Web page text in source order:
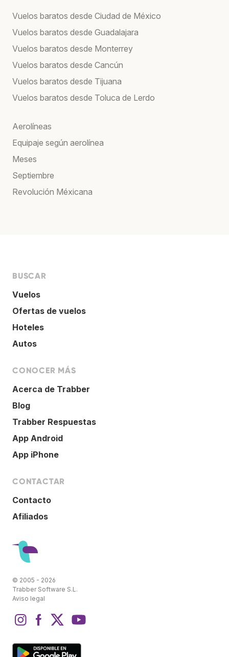
Vuelos baratos desde Ciudad de México
Vuelos baratos desde Guadalajara
Vuelos baratos desde Monterrey
Vuelos baratos desde Cancún
Vuelos baratos desde Tijuana
Vuelos baratos desde Toluca de Lerdo
Aerolíneas
Equipaje según aerolínea
Meses
Septiembre
Revolución Méxicana
BUSCAR
Vuelos
Ofertas de vuelos
Hoteles
Autos
CONOCER MÁS
Acerca de Trabber
Blog
Trabber Respuestas
App Android
App iPhone
CONTACTAR
Contacto
Afiliados
© 2005 - 2026
Trabber Software S.L.
Aviso legal